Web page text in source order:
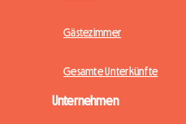
Gästezimmer
Gesamte Unterkünfte
Unternehmen